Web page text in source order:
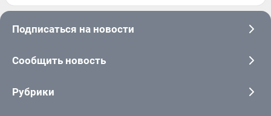
Подписаться на новости
Сообщить новость
Рубрики